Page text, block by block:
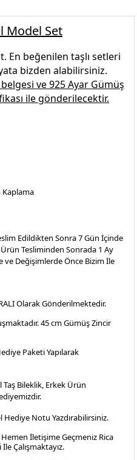
Model Set
En beğenilen taşlı setleri
bizden alabilirsiniz.
ve925 Ayar Gümüş
ile gönderilecektir.
Kaplama
Edildikten Sonra 7 Gün İçinde
Tesliminden Sonrada 1 Ay
ve Değişimlerde Önce Bizim İle
Olarak Gönderilmektedir.
45 cm Gümüş Zincir
Paketi Yapılarak
Bileklik, Erkek Ürün
Hediye Notu Yazdırabilirsiniz.
İletişime Geçmeniz Rica
Çalışmaktayız.